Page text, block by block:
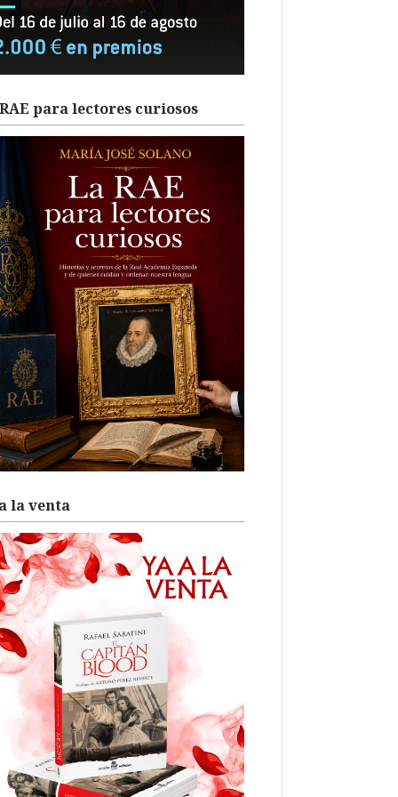
para lectores curiosos
la venta